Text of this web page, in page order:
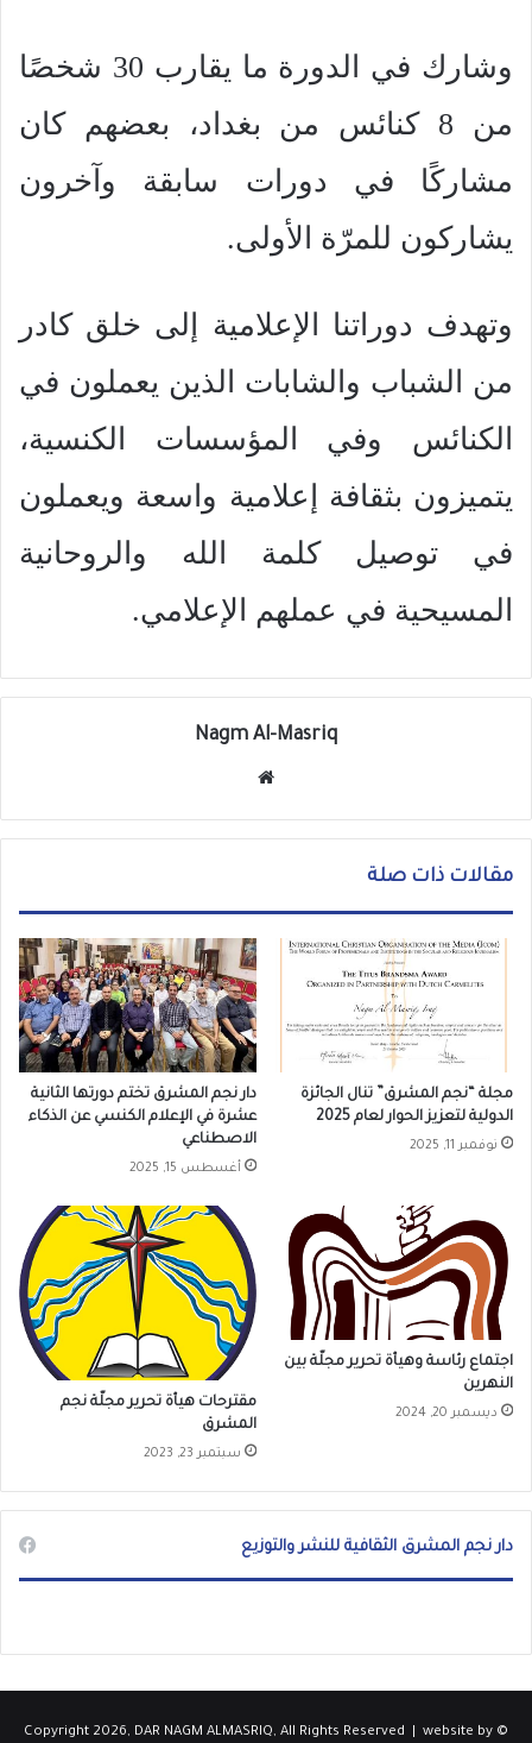
وشارك في الدورة ما يقارب 30 شخصًا
من 8 كنائس من بغداد، بعضهم كان
مشاركًا في دورات سابقة وآخرون
يشاركون للمرّة الأولى.
وتهدف دوراتنا الإعلامية إلى خلق كادر
من الشباب والشابات الذين يعملون في
الكنائس وفي المؤسسات الكنسية،
يتميزون بثقافة إعلامية واسعة ويعملون
في توصيل كلمة الله والروحانية
المسيحية في عملهم الإعلامي.
Nagm Al-Masriq
الوي
مقالات ذات صلة
مجلة “نجم المشرق” تنال الجائزة
الدولية لتعزيز الحوار لعام 2025
نوفمبر 11, 2025
دار نجم المشرق تختم دورتها الثانية
عشرة في الإعلام الكنسي عن الذكاء
الاصطناعي
أغسطس 15, 2025
اجتماع رئاسة وهيأة تحرير مجلّة بين
النهرين
ديسمبر 20, 2024
مقترحات هيأة تحرير مجلّة نجم
المشرق
سبتمبر 23, 2023
دار نجم المشرق الثقافية للنشر والتوزيع
© Copyright 2026, DAR NAGM ALMASRIQ, All Rights Reserved |
website by